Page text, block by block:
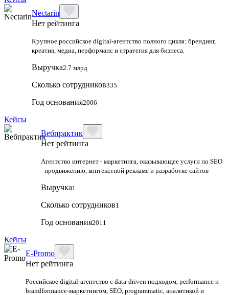
Nectarin
Нет рейтинга
Крупное российское digital‑агентство полного цикла: брендинг,
креатив, медиа, перформанс и стратегия для бизнеса.
Выручка2.7 млрд
Сколько сотрудников335
Год основания2006
Кейсы
Вебпрактик
Нет рейтинга
Агентство интернет - маркетинга, оказывающее услуги по SEO
- продвижению, контекстной рекламе и разработке сайтов
Выручка1
Сколько сотрудников1
Год основания2011
Кейсы
E-Promo
Нет рейтинга
Российское digital-агентство с data-driven подходом, performance и
brandformance-маркетингом, SEO, programmatic, аналитикой и